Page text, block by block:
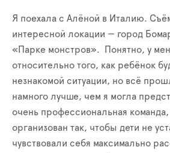
Я поехала с Алёной в Италию.
интересной локации — город
«Парке монстров». Понятно, у
относительно того, как ребёнок
незнакомой ситуации, но всё
намного лучше, чем я могла
очень профессиональная
организован так, чтобы дети не
чувствовали себя максимально